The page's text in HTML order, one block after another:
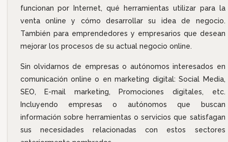
funcionan por Internet, qué herramientas utilizar para la
venta online y cómo desarrollar su idea de negocio.
También para emprendedores y empresarios que desean
mejorar los procesos de su actual negocio online.
Sin olvidarnos de empresas o autónomos interesados en
comunicación online o en marketing digital: Social Media,
SEO, E-mail marketing, Promociones digitales, etc.
Incluyendo empresas o autónomos que buscan
información sobre herramientas o servicios que satisfagan
sus necesidades relacionadas con estos sectores